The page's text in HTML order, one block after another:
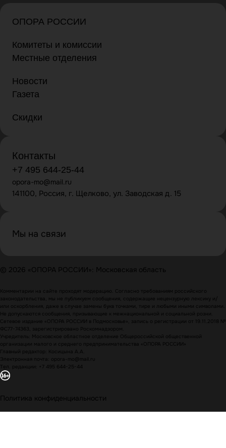
ОПОРА РОССИИ
Комитеты и комиссии
Местные отделения
Новости
Газета
Скидки
Контакты
+7 495 644-25-44
opora-mo@mail.ru
141100, Россия, г. Щелково, ул. Заводская д. 15
Мы на связи
© 2026 «ОПОРА РОССИИ»: Московская область
Комментарии на сайте проходят модерацию. Согласно требованиям российского
законодательства, мы не публикуем сообщения, содержащие нецензурную лексику и/
или оскорбления, даже в случае замены букв точками, тире и любыми иными символами.
Не допускаются сообщения, призывающие к межнациональной и социальной розни.
Сетевое издание «ОПОРА РОССИИ в Подмосковье», запись о регистрации от 19.11.2018 №
ФС77-74363, зарегистрировано Роскомнадзором.
Учредитель: Московское областное отделение Общероссийской общественной
организации малого и среднего предпринимательства «ОПОРА РОССИИ»
Главный редактор: Косицына А.А.
Электронная почта: opora-mo@mail.ru
Тел. редакции: +7 495 644-25-44
Политика конфиденциальности